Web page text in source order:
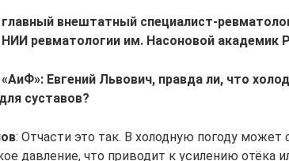
главный внештатный специалист-
НИИ ревматологии им. Насоновой академик
Евгений Львович, правда ли, что
­суставов?
: Отчасти это так. В холодную погоду может
давление, что приводит к усилению отёка